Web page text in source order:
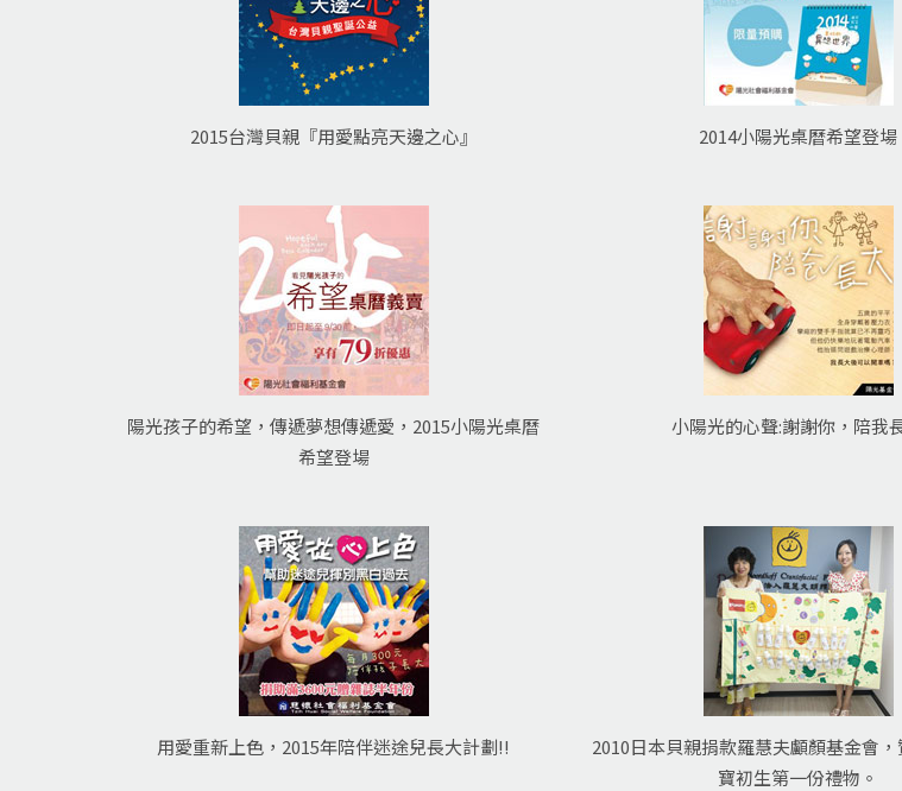
2015台灣貝親『用愛點亮天邊之心』 2014小陽光桌曆希望登場
陽光孩子的希望，傳遞夢想傳遞愛，2015小陽光桌曆
希望登場
小陽光的心聲:謝謝你，陪我
用愛重新上色，2015年陪伴迷途兒長大計劃!!
2010日本貝親捐款羅慧夫顱顏基金會
寶初生第一份禮物。